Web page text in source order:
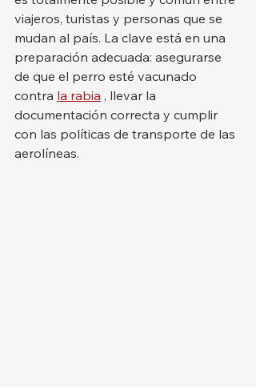
viajeros, turistas y personas que se
mudan al país. La clave está en una
preparación adecuada: asegurarse
de que el perro esté vacunado
contra la rabia , llevar la
documentación correcta y cumplir
con las políticas de transporte de las
aerolíneas.